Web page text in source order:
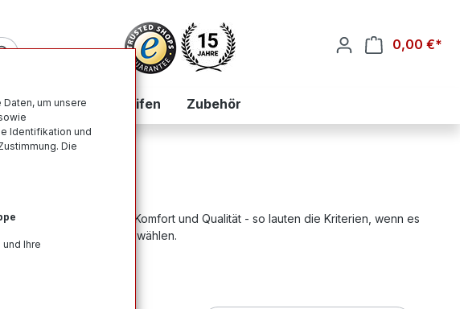
0,00 €*
Reifen Spezialreifen Zubehör
Sicherheit, Komfort und Qualität - so lauten die Kriterien, wenn es
den passenden auswählen.
um unsere
Identifikation und
Die
Ihre